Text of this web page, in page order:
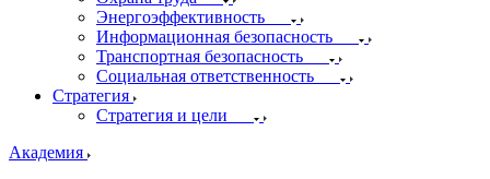
Энергоэффективность
Информационная безопасность
Транспортная безопасность
Социальная ответственность
Стратегия
Стратегия и цели
Академия